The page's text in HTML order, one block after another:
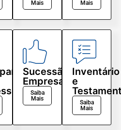
Mais
Mais
Sucessão
Empresarial
Saiba
Mais
Inventário
e
Saiba
Mais